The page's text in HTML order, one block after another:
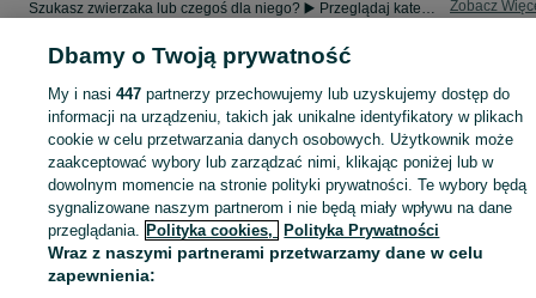
Szukasz zwierzaka lub czegoś dla niego? ▶️ Przeglądaj kategorię Zwierzęta na OLX Kolonia i znajdź to, czego potrzebujesz w atrakcyjnych cenach! Zobacz
Mapa kategorii
Mapa miejscowości
Mapa ministron
Popularne wyszukiwania
Dbamy o Twoją prywatność
My i nasi447 partnerzy przechowujemy lub uzyskujemy dostęp do
informacji na urządzeniu, takich jak unikalne identyfikatory w plikach
cookie w celu przetwarzania danych osobowych. Użytkownik może
zaakceptować wybory lub zarządzać nimi, klikając poniżej lub w
dowolnym momencie na stronie polityki prywatności. Te wybory będą
sygnalizowane naszym partnerom i nie będą miały wpływu na dane
przeglądania. Polityka cookies, Polityka Prywatności
Wraz z naszymi partnerami przetwarzamy dane w celu
zapewnienia: